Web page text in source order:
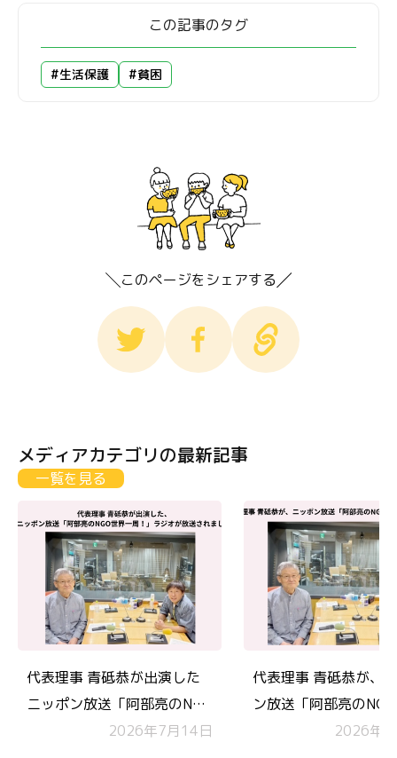
この記事のタグ
#生活保護 #貧困
このページをシェアする
メディアカテゴリの最新記事
一覧を見る
代表理事 青砥恭が出演した
ニッポン放送「阿部亮のNGO
世界一周！」 が放送されま
2026年7月14日
代表理事 青砥恭が、
ン放送「阿部亮の
周！」 にラジオ出演
2026年6